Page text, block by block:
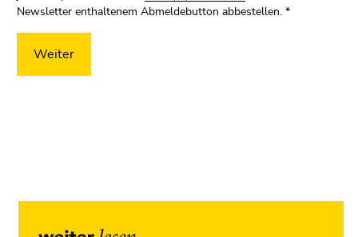
Newsletter enthaltenem Abmeldebutton abbestellen. *